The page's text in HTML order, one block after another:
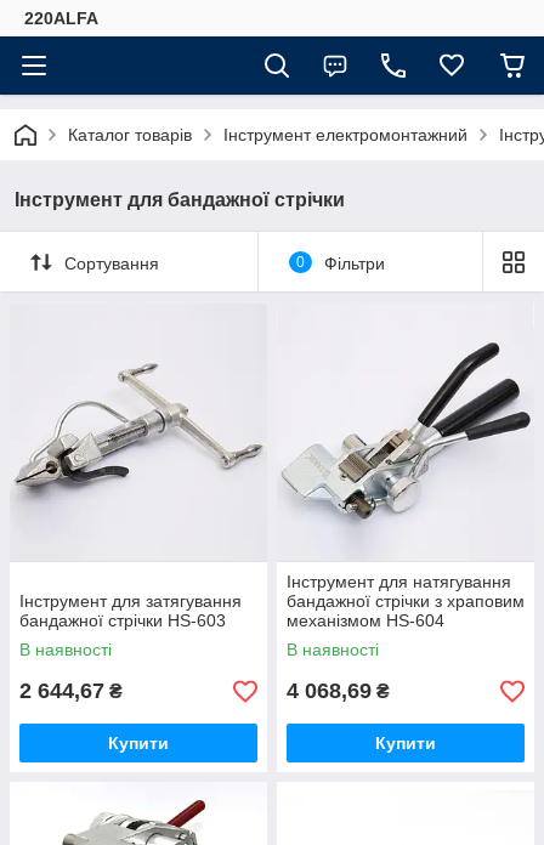
220ALFA
Каталог товарів Інструмент електромонтажний
Інструмент для бандажної стрічки
Сортування 0 Фільтри
Інструмент для затягування
бандажної стрічки HS-603
В наявності
2 644,67 ₴
Купити
Інструмент для натягування
бандажної стрічки з храповим
механізмом HS-604
В наявності
4 068,69 ₴
Купити